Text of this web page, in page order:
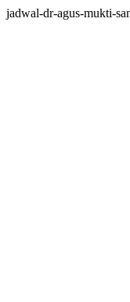
jadwal-dr-agus-mukti-